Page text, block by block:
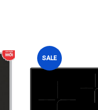
SALE